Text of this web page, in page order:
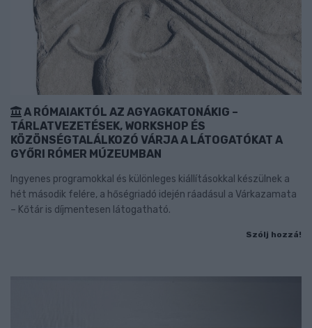
A RÓMAIAKTÓL AZ AGYAGKATONÁKIG –
TÁRLATVEZETÉSEK, WORKSHOP ÉS
KÖZÖNSÉGTALÁLKOZÓ VÁRJA A LÁTOGATÓKAT A
GYŐRI RÓMER MÚZEUMBAN
Ingyenes programokkal és különleges kiállításokkal készülnek a
hét második felére, a hőségriadó idején ráadásul a Várkazamata
– Kőtár is díjmentesen látogatható.
Szólj hozzá!